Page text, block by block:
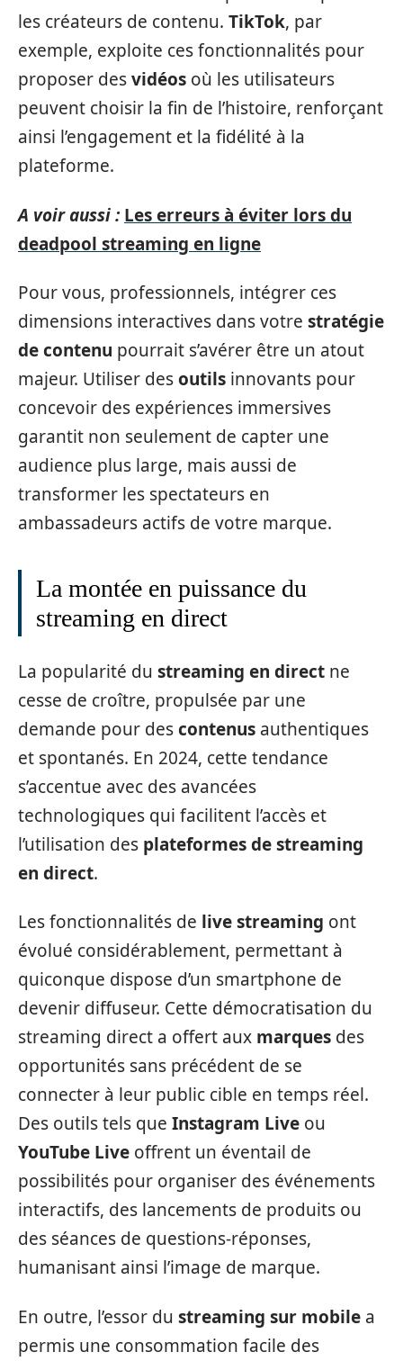
les créateurs de contenu. TikTok, par
exemple, exploite ces fonctionnalités pour
proposer desvidéos où les utilisateurs
peuvent choisir la fin de l’histoire, renforçant
ainsi l’engagement et la fidélité à la
plateforme.
A voir aussi : Les erreurs à éviter lors du
deadpool streaming en ligne
Pour vous, professionnels, intégrer ces
dimensions interactives dans votre stratégie
de contenu pourrait s’avérer être un atout
majeur. Utiliser desoutils innovants pour
concevoir des expériences immersives
garantit non seulement de capter une
audience plus large, mais aussi de
transformer les spectateurs en
ambassadeurs actifs de votre marque.
La montée en puissance du
streaming en direct
La popularité du streaming en direct ne
cesse de croître, propulsée par une
demande pour descontenus authentiques
et spontanés. En 2024, cette tendance
s’accentue avec des avancées
technologiques qui facilitent l’accès et
l’utilisation des plateformes de streaming
en direct.
Les fonctionnalités de live streaming ont
évolué considérablement, permettant à
quiconque dispose d’un smartphone de
devenir diffuseur. Cette démocratisation du
streaming direct a offert aux marques des
opportunités sans précédent de se
connecter à leur public cible en temps réel.
Des outils tels que Instagram Live ou
YouTube Live offrent un éventail de
possibilités pour organiser des événements
interactifs, des lancements de produits ou
des séances de questions-réponses,
humanisant ainsi l’image de marque.
En outre, l’essor du streaming sur mobile a
permis une consommation facile des